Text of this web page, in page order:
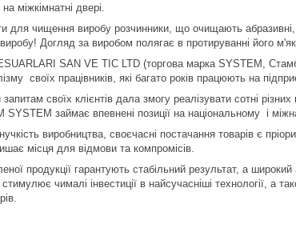
міжкімнатні двері.
для чищення виробу розчинники, що очищають
Догляд за виробом полягає в протируванні його
SAN VE TIC LTD (торгова марка SYSTEM,
своїх працівників, які багато років працюють на
запитам своїх клієнтів дала змогу реалізувати сотні
займає впевнені позиції на національному і
виробництва, своєчасні постачання товарів є
місця для відмови та компромісів.
продукції гарантують стабільний результат, а
чималі інвестиції в найсучасніші технології,